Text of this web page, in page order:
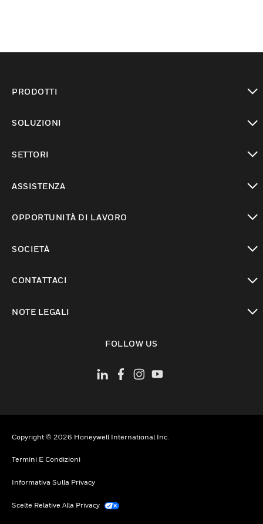
PRODOTTI
SOLUZIONI
SETTORI
ASSISTENZA
OPPORTUNITÀ DI LAVORO
SOCIETÀ
CONTATTACI
NOTE LEGALI
FOLLOW US
Copyright © 2026 Honeywell International Inc.
Termini E Condizioni
Informativa Sulla Privacy
Scelte Relative Alla Privacy